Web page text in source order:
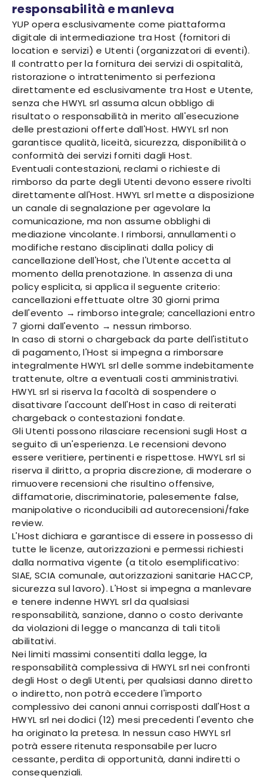
responsabilità e manleva
YUP opera esclusivamente come piattaforma
digitale di intermediazione tra Host (fornitori di
location e servizi) e Utenti (organizzatori di eventi).
Il contratto per la fornitura dei servizi di ospitalità,
ristorazione o intrattenimento si perfeziona
direttamente ed esclusivamente tra Host e Utente,
senza che HWYL srl assuma alcun obbligo di
risultato o responsabilità in merito all'esecuzione
delle prestazioni offerte dall'Host. HWYL srl non
garantisce qualità, liceità, sicurezza, disponibilità o
conformità dei servizi forniti dagli Host.
Eventuali contestazioni, reclami o richieste di
rimborso da parte degli Utenti devono essere rivolti
direttamente all'Host. HWYL srl mette a disposizione
un canale di segnalazione per agevolare la
comunicazione, ma non assume obblighi di
mediazione vincolante. I rimborsi, annullamenti o
modifiche restano disciplinati dalla policy di
cancellazione dell'Host, che l'Utente accetta al
momento della prenotazione. In assenza di una
policy esplicita, si applica il seguente criterio:
cancellazioni effettuate oltre 30 giorni prima
dell'evento → rimborso integrale; cancellazioni entro
7 giorni dall'evento → nessun rimborso.
In caso di storni o chargeback da parte dell'istituto
di pagamento, l'Host si impegna a rimborsare
integralmente HWYL srl delle somme indebitamente
trattenute, oltre a eventuali costi amministrativi.
HWYL srl si riserva la facoltà di sospendere o
disattivare l'account dell'Host in caso di reiterati
chargeback o contestazioni fondate.
Gli Utenti possono rilasciare recensioni sugli Host a
seguito di un'esperienza. Le recensioni devono
essere veritiere, pertinenti e rispettose. HWYL srl si
riserva il diritto, a propria discrezione, di moderare o
rimuovere recensioni che risultino offensive,
diffamatorie, discriminatorie, palesemente false,
manipolative o riconducibili ad autorecensioni/fake
review.
L'Host dichiara e garantisce di essere in possesso di
tutte le licenze, autorizzazioni e permessi richiesti
dalla normativa vigente (a titolo esemplificativo:
SIAE, SCIA comunale, autorizzazioni sanitarie HACCP,
sicurezza sul lavoro). L'Host si impegna a manlevare
e tenere indenne HWYL srl da qualsiasi
responsabilità, sanzione, danno o costo derivante
da violazioni di legge o mancanza di tali titoli
abilitativi.
Nei limiti massimi consentiti dalla legge, la
responsabilità complessiva di HWYL srl nei confronti
degli Host o degli Utenti, per qualsiasi danno diretto
o indiretto, non potrà eccedere l'importo
complessivo dei canoni annui corrisposti dall'Host a
HWYL srl nei dodici (12) mesi precedenti l'evento che
ha originato la pretesa. In nessun caso HWYL srl
potrà essere ritenuta responsabile per lucro
cessante, perdita di opportunità, danni indiretti o
consequenziali.